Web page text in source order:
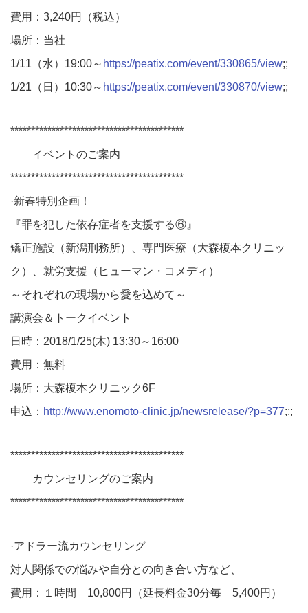
費用：3,240円（税込）
場所：当社
1/11（水）19:00～ https://peatix.com/event/330865/view;;
1/21（日）10:30～ https://peatix.com/event/330870/view;;
******************************************
イベントのご案内
******************************************
·新春特別企画！
『罪を犯した依存症者を支援する⑥』
矯正施設（新潟刑務所）、専門医療（大森榎本クリニッ
ク）、就労支援（ヒューマン・コメディ）
～それぞれの現場から愛を込めて～
講演会＆トークイベント
日時：2018/1/25(木) 13:30～16:00
費用：無料
場所：大森榎本クリニック6F
申込： http://www.enomoto-clinic.jp/newsrelease/?p=377;;;
******************************************
カウンセリングのご案内
******************************************
·アドラー流カウンセリング
対人関係での悩みや自分との向き合い方など、
費用：１時間 10,800円（延長料金30分毎 5,400円）